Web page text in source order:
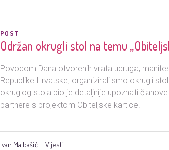
POST
Održan okrugli stol na temu
Povodom Dana otvorenih vrata udruga,
Republike Hrvatske, organizirali smo okrugli
okruglog stola bio je detaljnije upoznati
partnere s projektom Obiteljske kartice.
Ivan Malbašić Vijesti